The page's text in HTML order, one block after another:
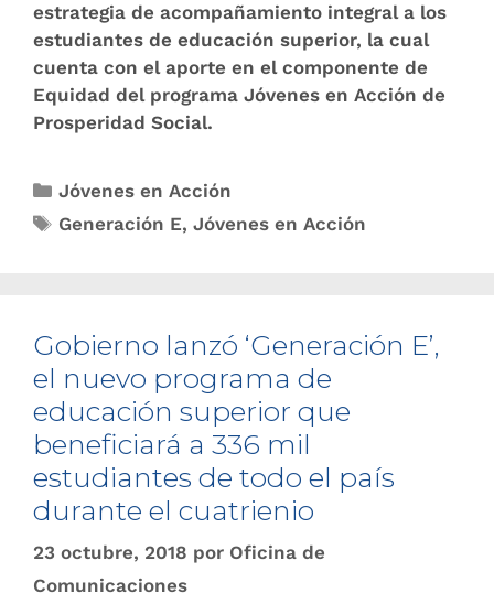
estrategia de acompañamiento integral a los
estudiantes de educación superior, la cual
cuenta con el aporte en el componente de
Equidad del programa Jóvenes en Acción de
Prosperidad Social.
Jóvenes en Acción
Generación E,Jóvenes en Acción
Gobierno lanzó ‘Generación E’,
el nuevo programa de
educación superior que
beneficiará a 336 mil
estudiantes de todo el país
durante el cuatrienio
23 octubre, 2018 por Oficina de
Comunicaciones